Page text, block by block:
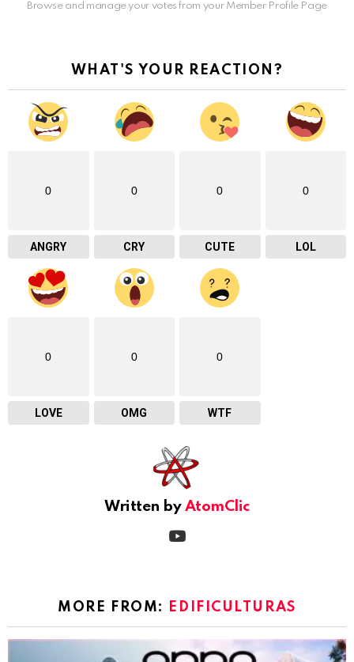
Browse and manage your votes from your Member Profile Page
WHAT'S YOUR REACTION?
0
ANGRY
0
CRY
0
CUTE
0
LOL
0
LOVE
0
OMG
0
WTF
Written by AtomClic
MORE FROM: EDIFICULTURAS